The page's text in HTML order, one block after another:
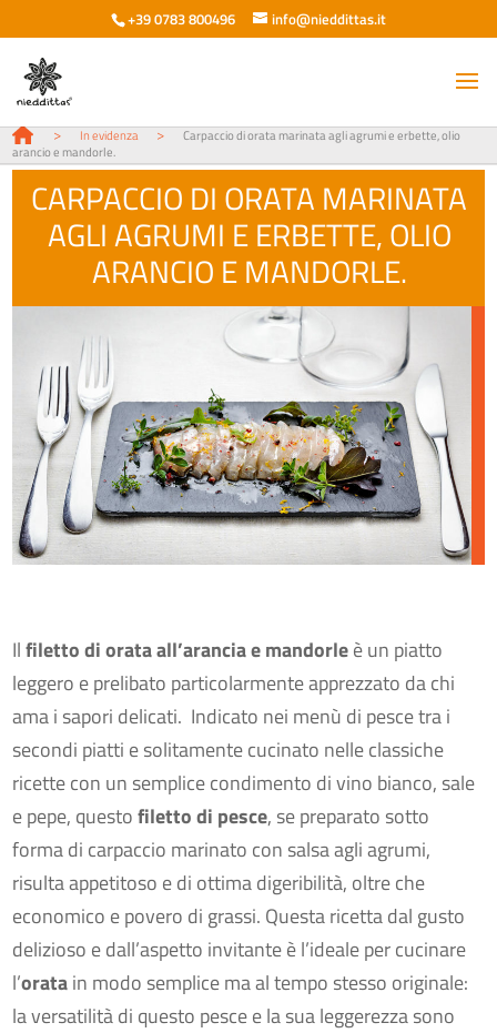
+39 0783 800496 info@nieddittas.it
> In evidenza >
Carpaccio di orata marinata agli agrumi e erbette, olio
arancio e mandorle.
CARPACCIO DI ORATA MARINATA
AGLI AGRUMI E ERBETTE, OLIO
ARANCIO E MANDORLE.
Ilfiletto di orata all’arancia e mandorleè un piatto
leggero e prelibato particolarmente apprezzato da chi
ama i sapori delicati. Indicato nei menù di pesce tra i
secondi piatti e solitamente cucinato nelle classiche
ricette con un semplice condimento di vino bianco, sale
e pepe, questofiletto di pesce, se preparato sotto
forma di carpaccio marinato con salsa agli agrumi,
risulta appetitoso e di ottima digeribilità, oltre che
economico e povero di grassi. Questa ricetta dal gusto
delizioso e dall’aspetto invitante è l’ideale per cucinare
l’oratain modo semplice ma al tempo stesso originale:
la versatilità di questo pesce e la sua leggerezza sono